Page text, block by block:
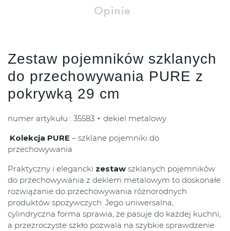
Opinie
Zestaw pojemników szklanych
do przechowywania PURE z
pokrywką 29 cm
numer artykułu : 35583 + dekiel metalowy
Kolekcja PURE – szklane pojemniki do
przechowywania
Praktyczny i elegancki zestaw szklanych pojemników
do przechowywania z deklem metalowym to doskonałe
rozwiązanie do przechowywania różnorodnych
produktów spożywczych. Jego uniwersalna,
cylindryczna forma sprawia, że pasuje do każdej kuchni,
a przezroczyste szkło pozwala na szybkie sprawdzenie